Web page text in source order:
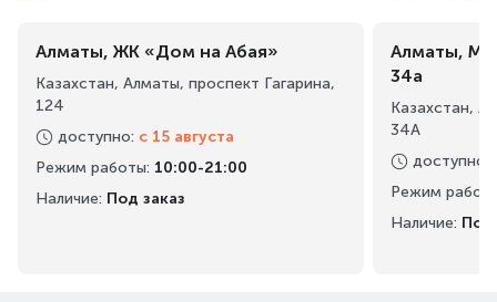
Алматы, ЖК «Дом на Абая»
Казахстан, Алматы, проспект Гагарина,
124
доступно: с 15 августа
Режим работы: 10:00-21:00
Наличие: Под заказ
Алматы,
34а
Казахстан,
34А
доступно
Режим
Наличие: Под